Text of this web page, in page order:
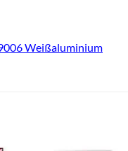
Weißaluminium